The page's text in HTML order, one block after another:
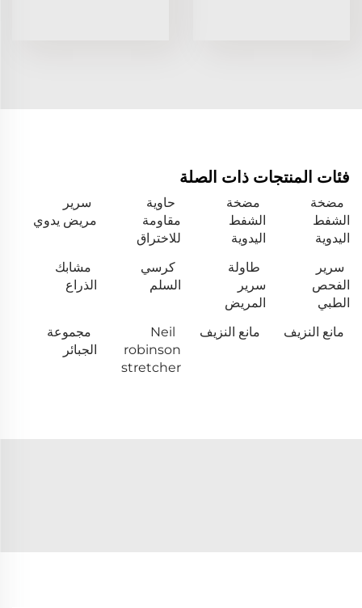
فئات المنتجات ذات الصلة
مضخة
الشفط
اليدوية
مضخة
الشفط
اليدوية
حاوية
مقاومة
للاختراق
سرير
مريض يدوي
سرير
الفحص
الطبي
طاولة
سرير
المريض
كرسي
السلم
مشابك
الذراع
مانع النزيف مانع النزيف
Neil
robinson
stretcher
مجموعة
الجبائر